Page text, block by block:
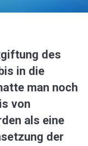
des
in die
man noch
von
als eine
der